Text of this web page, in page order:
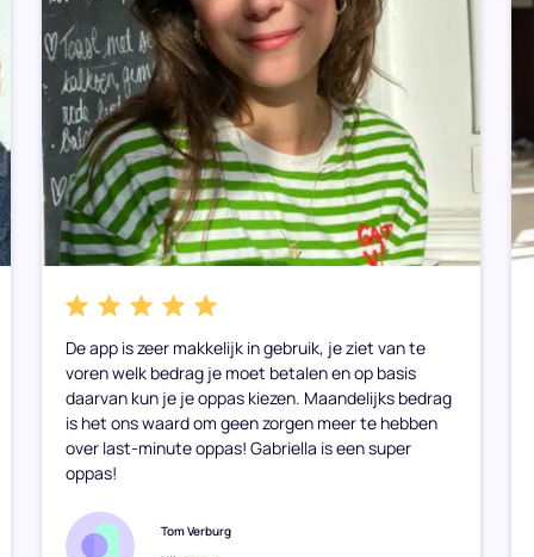
De app is zeer makkelijk in gebruik, je ziet van te
voren welk bedrag je moet betalen en op basis
daarvan kun je je oppas kiezen. Maandelijks bedrag
is het ons waard om geen zorgen meer te hebben
over last-minute oppas! Gabriella is een super
oppas!
Tom Verburg